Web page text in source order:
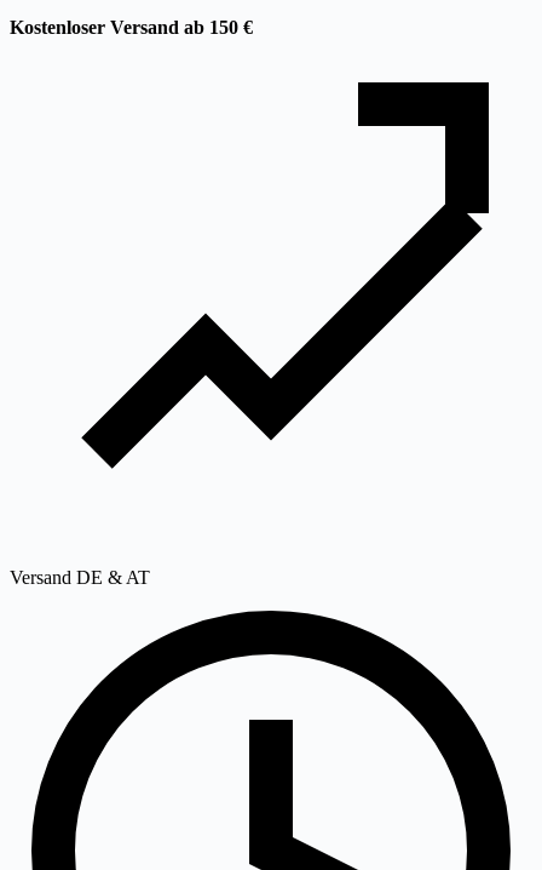
Kostenloser Versand ab 150 €
Versand DE & AT